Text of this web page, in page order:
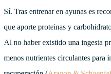
Sí. Tras entrenar en ayunas es
que aporte proteínas y
Al no haber existido una ingesta
menos nutrientes circulantes para